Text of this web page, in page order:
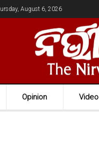
August 6, 2026
Opinion Video